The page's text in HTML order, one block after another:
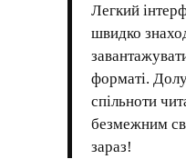
Легкий
швидко
форматі.
спільноти
безмежним
зараз!